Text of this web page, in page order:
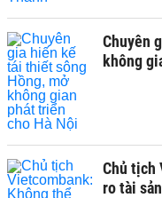
Chuyên
không
Chủ tịch
ro tài